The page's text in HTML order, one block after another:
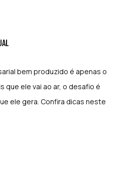
bem produzido é apenas o
que ele vai ao ar, o desafio é
ele gera. Confira dicas neste